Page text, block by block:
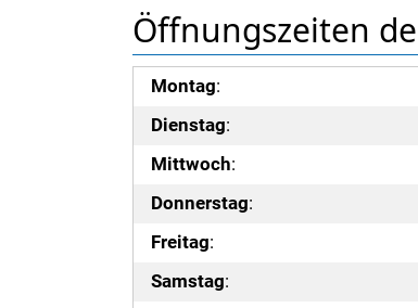
Öffnungszeiten
Montag:
Dienstag:
Mittwoch:
Donnerstag:
Freitag:
Samstag: